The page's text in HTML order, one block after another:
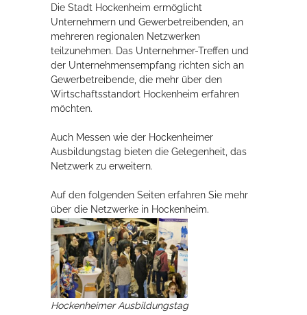
Service
Konzerte, Tagungen und vieles mehr
Die Stadthalle Hockenheim bietet den perfekten Standort für Events
mehr dazu...
Erleben in Hockenheim
Spaß unter prickelnden Wasserfällen, das rauschende Meer im
Die Stadt Hockenheim ermöglicht
Unternehmern und Gewerbetreibenden, an
mehreren regionalen Netzwerken
teilzunehmen. Das Unternehmer-Treffen und
der Unternehmensempfang richten sich an
Gewerbetreibende, die mehr über den
Wirtschaftsstandort Hockenheim erfahren
möchten.
Auch Messen wie der Hockenheimer
Ausbildungstag bieten die Gelegenheit, das
Netzwerk zu erweitern.
Auf den folgenden Seiten erfahren Sie mehr
über die Netzwerke in Hockenheim.
Hockenheimer Ausbildungstag